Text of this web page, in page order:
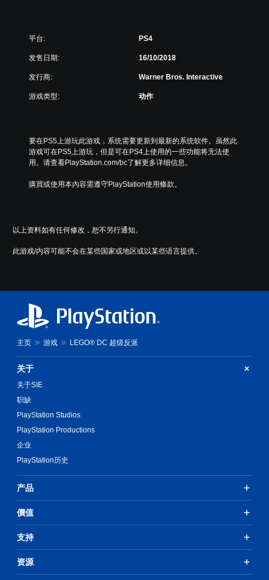
平台: PS4
发售日期: 16/10/2018
发行商: Warner Bros. Interactive
游戏类型: 动作
要在PS5上游玩此游戏，系统需要更新到最新的系统软件。虽然此
游戏可在PS5上游玩，但是可在PS4上使用的一些功能将无法使
用。请查看PlayStation.com/bc了解更多详细信息。
購買或使用本內容需遵守PlayStation使用條款。
以上资料如有任何修改，恕不另行通知。
此游戏/内容可能不会在某些国家或地区或以某些语言提供。
主页 游戏 LEGO® DC 超级反派
关于
关于SIE
职缺
PlayStation Studios
PlayStation Productions
企业
PlayStation历史
产品
價值
支持
资源